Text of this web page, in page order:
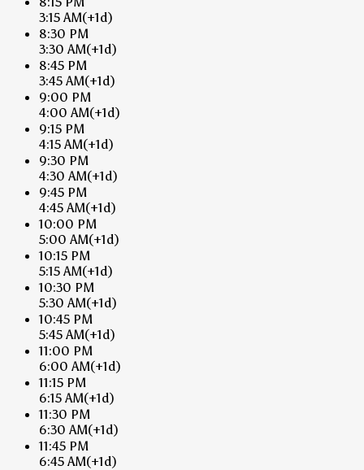
3:15 AM(+1d)
8:30 PM
3:30 AM(+1d)
8:45 PM
3:45 AM(+1d)
9:00 PM
4:00 AM(+1d)
9:15 PM
4:15 AM(+1d)
9:30 PM
4:30 AM(+1d)
9:45 PM
4:45 AM(+1d)
10:00 PM
5:00 AM(+1d)
10:15 PM
5:15 AM(+1d)
10:30 PM
5:30 AM(+1d)
10:45 PM
5:45 AM(+1d)
11:00 PM
6:00 AM(+1d)
11:15 PM
6:15 AM(+1d)
11:30 PM
6:30 AM(+1d)
11:45 PM
6:45 AM(+1d)